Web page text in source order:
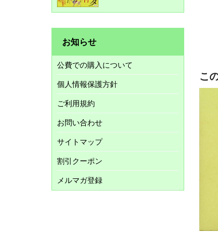
こ
お知らせ
公費での購入について
個人情報保護方針
ご利用規約
お問い合わせ
サイトマップ
割引クーポン
メルマガ登録